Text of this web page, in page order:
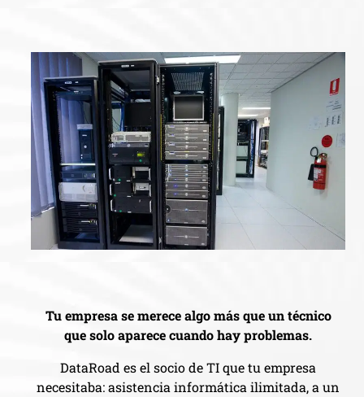
Tu empresa se merece algo más que un técnico
que solo aparece cuando hay problemas.
DataRoad es el socio de TI que tu empresa
necesitaba: asistencia informática ilimitada, a un